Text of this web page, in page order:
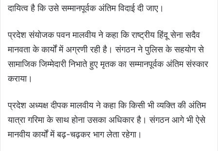
दायित्व है कि उसे सम्मानपूर्वक अंतिम विदाई दी जाए।
प्रदेश संयोजक पवन मालवीय ने कहा कि राष्ट्रीय हिंदू सेना सदैव
मानवता के कार्यों में अग्रणी रही है। संगठन ने पुलिस के सहयोग से
सामाजिक जिम्मेदारी निभाते हुए मृतक का सम्मानपूर्वक अंतिम संस्कार
कराया।
प्रदेश अध्यक्ष दीपक मालवीय ने कहा कि किसी भी व्यक्ति की अंतिम
यात्रा गरिमा के साथ होना उसका अधिकार है। संगठन आगे भी ऐसे
मानवीय कार्यों में बढ़-चढ़कर भाग लेता रहेगा।